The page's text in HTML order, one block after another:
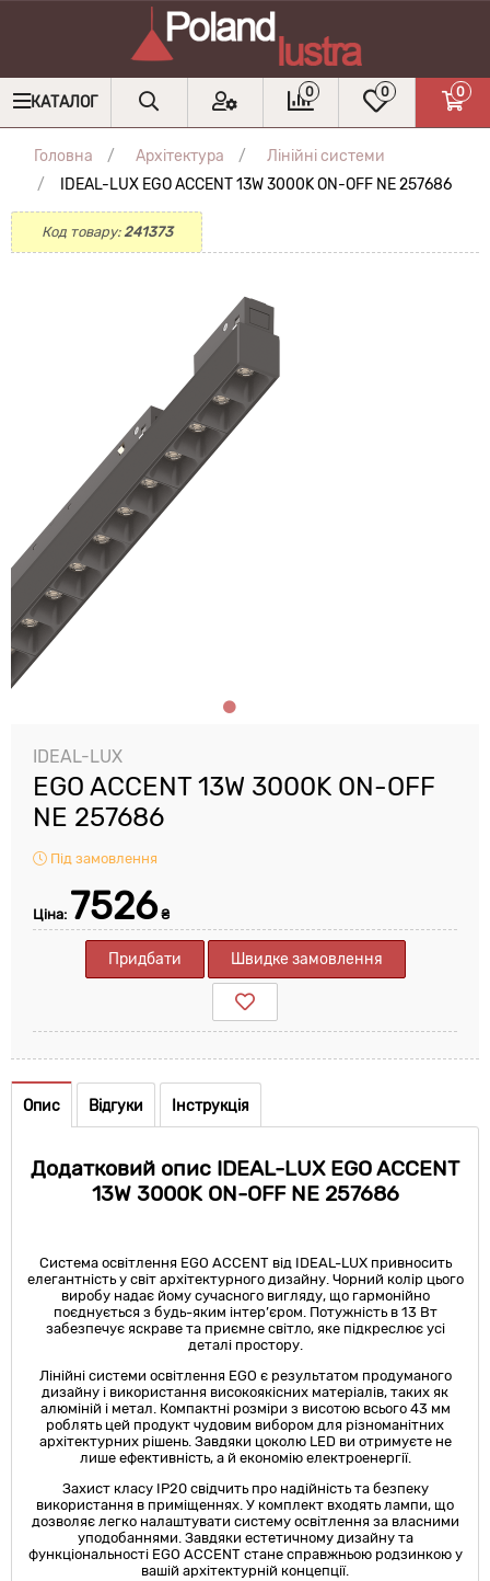
КАТАЛОГ
0 0 0
Головна Архітектура
Лінійні системи
IDEAL-LUX EGO ACCENT 13W 3000K ON-OFF NE 257686
Код товару:241373
IDEAL-LUX
EGO ACCENT 13W 3000K ON-OFF
NE 257686
Під замовлення
Ціна: 7526₴
Придбати Швидке замовлення
Опис Відгуки Інструкція
Додатковий опис IDEAL-LUX EGO ACCENT
13W 3000K ON-OFF NE 257686
Система освітлення EGO ACCENT від IDEAL-LUX привносить
елегантність у світ архітектурного дизайну. Чорний колір цього
виробу надає йому сучасного вигляду, що гармонійно
поєднується з будь-яким інтер’єром. Потужність в 13 Вт
забезпечує яскраве та приємне світло, яке підкреслює усі
деталі простору.
Лінійні системи освітлення EGO є результатом продуманого
дизайну і використання високоякісних матеріалів, таких як
алюміній і метал. Компактні розміри з висотою всього 43 мм
роблять цей продукт чудовим вибором для різноманітних
архітектурних рішень. Завдяки цоколю LED ви отримуєте не
лише ефективність, а й економію електроенергії.
Захист класу IP20 свідчить про надійність та безпеку
використання в приміщеннях. У комплект входять лампи, що
дозволяє легко налаштувати систему освітлення за власними
уподобаннями. Завдяки естетичному дизайну та
функціональності EGO ACCENT стане справжньою родзинкою у
вашій архітектурній концепції.